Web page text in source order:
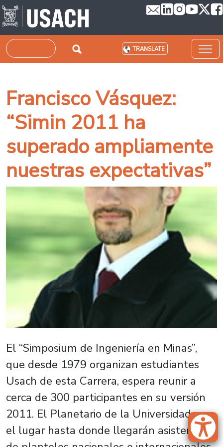
Skip to main content
Search TRANSLATE
Francisco Vásquez:
“Simin 2011 ha
superado ampliamente
nuestras expectativas”
El “Simposium de Ingeniería en Minas”,
que desde 1979 organizan estudiantes
Usach de esta Carrera, espera reunir a
cerca de 300 participantes en su versión
2011. El Planetario de la Universidad es
el lugar hasta donde llegarán asistentes